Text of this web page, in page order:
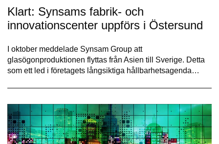
Klart: Synsams fabrik- och
innovationscenter uppförs i Östersund
I oktober meddelade Synsam Group att
glasögonproduktionen flyttas från Asien till Sverige. Detta
som ett led i företagets långsiktiga hållbarhetsagenda…